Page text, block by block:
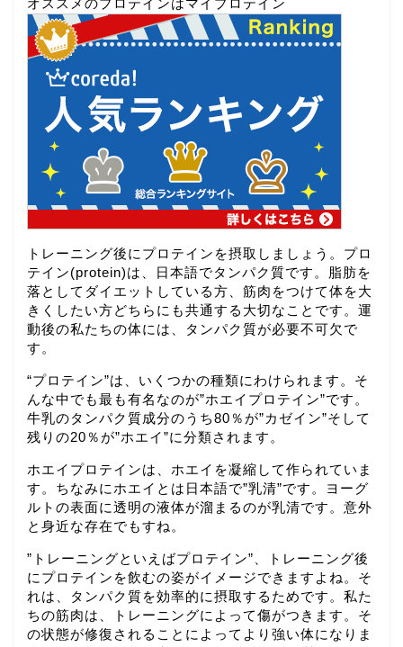
オススメのプロテインはマイプロテイン
トレーニング後にプロテインを摂取しましょう。プロ
テイン(protein)は、日本語でタンパク質です。脂肪を
落としてダイエットしている方、筋肉をつけて体を大
きくしたい方どちらにも共通する大切なことです。運
動後の私たちの体には、タンパク質が必要不可欠で
す。
“プロテイン”は、いくつかの種類にわけられます。そ
んな中でも最も有名なのが”ホエイプロテイン”です。
牛乳のタンパク質成分のうち80％が”カゼイン”そして
残りの20％が”ホエイ”に分類されます。
ホエイプロテインは、ホエイを凝縮して作られていま
す。ちなみにホエイとは日本語で”乳清”です。ヨーグ
ルトの表面に透明の液体が溜まるのが乳清です。意外
と身近な存在でもすね。
”トレーニングといえばプロテイン”、トレーニング後
にプロテインを飲むの姿がイメージできますよね。そ
れは、タンパク質を効率的に摂取するためです。私た
ちの筋肉は、トレーニングによって傷がつきます。そ
の状態が修復されることによってより強い体になりま